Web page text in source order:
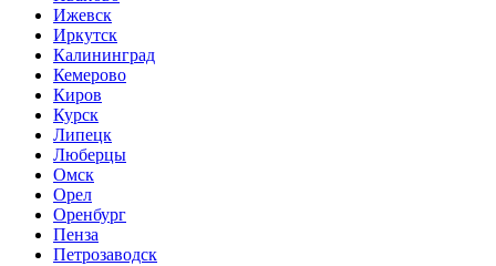
Ижевск
Иркутск
Калининград
Кемерово
Киров
Курск
Липецк
Люберцы
Омск
Орел
Оренбург
Пенза
Петрозаводск